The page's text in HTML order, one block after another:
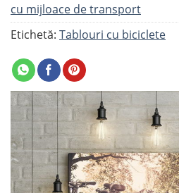
cu mijloace de transport
Etichetă: Tablouri cu biciclete